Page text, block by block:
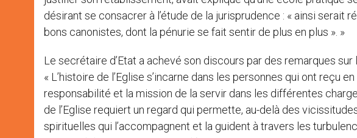
désirant se consacrer à l’étude de la jurisprudence : « ainsi serait
bons canonistes, dont la pénurie se fait sentir de plus en plus ». »
Le secrétaire d’Etat a achevé son discours par des remarques sur
« L’histoire de l’Eglise s’incarne dans les personnes qui ont reçu
responsabilité et la mission de la servir dans les différentes
de l’Eglise requiert un regard qui permette, au-delà des
spirituelles qui l’accompagnent et la guident à travers les